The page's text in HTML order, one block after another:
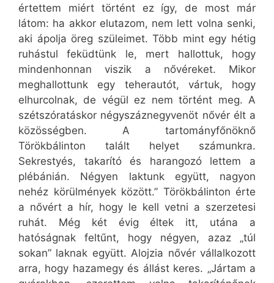
értettem miért történt ez így, de most már
látom: ha akkor elutazom, nem lett volna senki,
aki ápolja öreg szüleimet. Több mint egy hétig
ruhástul feküdtünk le, mert hallottuk, hogy
mindenhonnan viszik a nővéreket. Mikor
meghallottunk egy teherautót, vártuk, hogy
elhurcolnak, de végül ez nem történt meg. A
szétszóratáskor négyszáznegyvenöt nővér élt a
közösségben. A tartományfőnöknő
Törökbálinton talált helyet számunkra.
Sekrestyés, takarító és harangozó lettem a
plébánián. Négyen laktunk együtt, nagyon
nehéz körülmények között.” Törökbálinton érte
a nővért a hír, hogy le kell vetni a szerzetesi
ruhát. Még két évig éltek itt, utána a
hatóságnak feltűnt, hogy négyen, azaz „túl
sokan” laknak együtt. Alojzia nővér vállalkozott
arra, hogy hazamegy és állást keres. „Jártam a